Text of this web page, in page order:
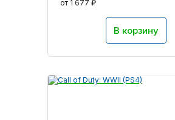
от 1 677 ₽
В корзину